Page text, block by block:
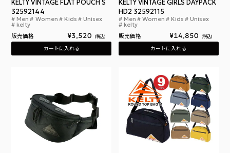
ケルティ ヴィンテージ フラット ポーチ S
KELTY VINTAGE FLAT POUCH S
32592144
Men Women Kids Unisex
kelty
販売価格 ¥3,520 税込
カートに入れる
KELTY VINTAGE GIRLS DAYPACK
HD2 32592115
Men Women Kids Unisex
kelty
販売価格 ¥14,850 税込
カートに入れる